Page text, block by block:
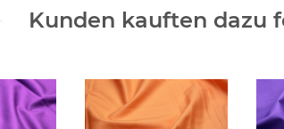
Kunden kauften dazu